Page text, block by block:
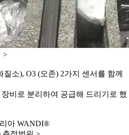
>
질소), O3 (오존) 2가지 센서를 함께
비로 분리하여 공급해 드리기로 했